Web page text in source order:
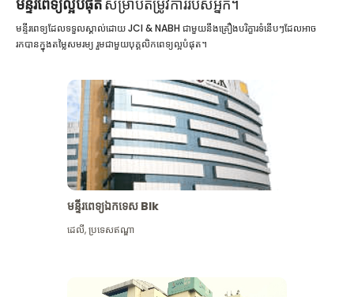
មន្ទីរពេទ្យល្អបំផុតសម្រាប់តម្រូវការរបស់អ្នក។
មន្ទីរពេទ្យដែលទទួលស្គាល់ដោយ JCI & NABH ជាមួយនឹងគ្រឿងបរិក្ខារទំនើបៗដែលអាច
រកបានក្នុងតម្លៃសមរម្យ រួមជាមួយបុគ្គលិកពេទ្យល្អបំផុត។
មន្ទីរពេទ្យឯកទេស Blk
ដេលី,ប្រទេសឥណ្ឌា